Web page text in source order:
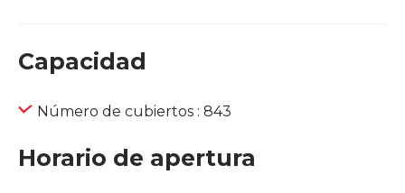
Capacidad
Número de cubiertos : 843
Horario de apertura